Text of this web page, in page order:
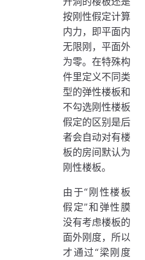
按刚性假定计算
内力，即平面内
无限刚，平面外
为零。在特殊构
件里定义不同类
型的弹性楼板和
不勾选刚性楼板
假定的区别是后
者会自动对有楼
板的房间默认为
刚性楼板。
由于“刚性楼板
假定”和弹性膜
没有考虑楼板的
面外刚度，所以
才通过“梁刚度